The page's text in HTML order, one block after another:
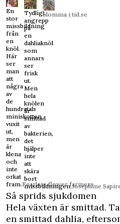
En
stor
missbildning
från
en
knöl.
Här
ser
man
att
några
av
de
hundratals
miniskotten
vuxit
ut,
men
är
klena
och
inte
orkat
fram.Fearless flower farmers
Tydligt
angrepp
på
en
dahliaknöl
som
annars
ser
frisk
ut.
Men
hela
knölen
är
smittad
av
bakterien,
det
hjälper
inte
att
skära
bort
missbildningen.Josephine
blomma i tid.se
Så sprids sjukdomen
Hela växten är smittad.
en smittad dahlia,